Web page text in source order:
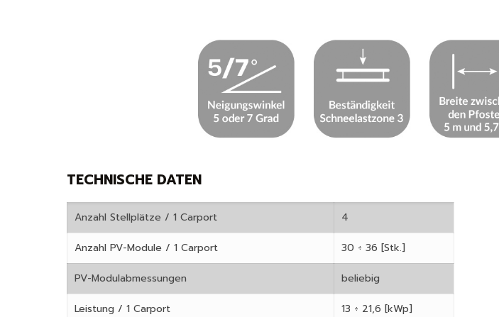
TECHNISCHE DATEN
Anzahl Stellplätze / 1 Carport 4
Anzahl PV-Module / 1 Carport 30 ÷ 36 [Stk.]
PV-Modulabmessungen beliebig
Leistung / 1 Carport 13 ÷ 21,6 [kWp]